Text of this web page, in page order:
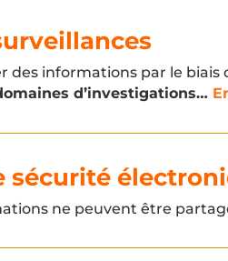
des informations par le biais
d’investigations…
sécurité
ne peuvent être